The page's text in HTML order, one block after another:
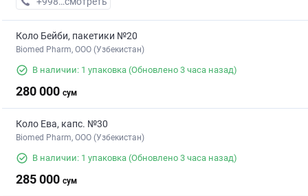
Коло Бейби, пакетики №20
Biomed Pharm, OOO (Узбекистан)
В наличии: 1 упаковка (Обновлено 3 часа назад)
280 000 сум
Коло Ева, капс. №30
Biomed Pharm, OOO (Узбекистан)
В наличии: 1 упаковка (Обновлено 3 часа назад)
285 000 сум